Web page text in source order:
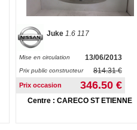
Juke 1.6 117
Mise en circulation 13/06/2013
Prix public constructeur 814.31 €
Prix occasion 346.50 €
Centre : CARECO ST ETIENNE